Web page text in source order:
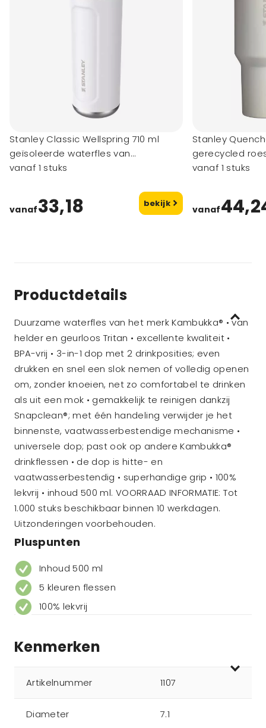
Stanley Classic Wellspring 710 ml
geïsoleerde waterfles van
gerecycled roestvrij staal
vanaf 1 stuks
vanaf33,18 bekijk
Stanley
gerecycled
geïsoleerde
vanaf 1 stuks
vanaf
Productdetails
Duurzame waterfles van het merk Kambukka® • van
helder en geurloos Tritan • excellente kwaliteit •
BPA-vrij • 3-in-1 dop met 2 drinkposities; even
drukken en snel een slok nemen of volledig openen
om, zonder knoeien, net zo comfortabel te drinken
als uit een mok • gemakkelijk te reinigen dankzij
Snapclean®; met één handeling verwijder je het
binnenste, vaatwasserbestendige mechanisme •
universele dop; past ook op andere Kambukka®
drinkflessen • de dop is hitte- en
vaatwasserbestendig • superhandige grip • 100%
lekvrij • inhoud 500 ml. VOORRAAD INFORMATIE: Tot
1.000 stuks beschikbaar binnen 10 werkdagen.
Uitzonderingen voorbehouden.
Pluspunten
Inhoud 500 ml
5 kleuren flessen
100% lekvrij
Kenmerken
Artikelnummer 1107
Diameter 7.1